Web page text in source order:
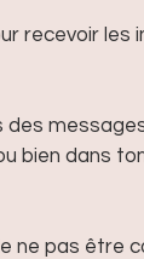
recevoir les
bien dans
ne pas être